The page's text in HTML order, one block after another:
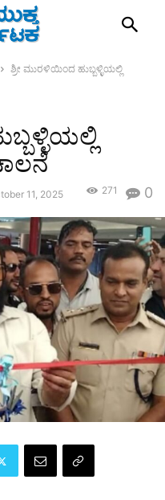
ಶ್ರೀ ಮುರಳಿಯಿಂದ ಹುಬ್ಬಳ್ಳಿಯಲ್ಲಿ
11, 2025 0
271